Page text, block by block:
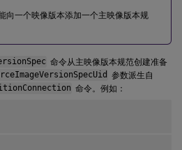
向一个映像版本添加一个主映像版本规
命令从主映像版本规范创建准备
参数派生自
命令。例如：